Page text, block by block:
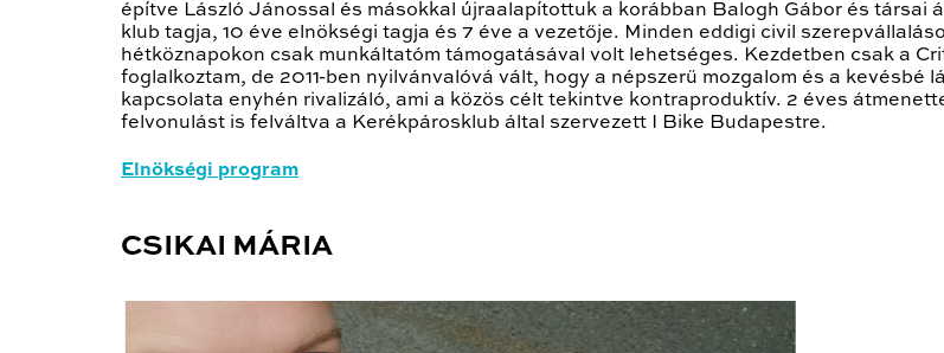
építve László Jánossal és másokkal újraalapítottuk a korábban Balogh Gábor és társai
klub tagja, 10 éve elnökségi tagja és 7 éve a vezetője. Minden eddigi civil
hétköznapokon csak munkáltatóm támogatásával volt lehetséges. Kezdetben csak a
foglalkoztam, de 2011-ben nyilvánvalóvá vált, hogy a népszerű mozgalom és a
kapcsolata enyhén rivalizáló, ami a közös célt tekintve kontraproduktív. 2 éves
felvonulást is felváltva a Kerékpárosklub által szervezett I Bike Budapestre.
Elnökségi program
CSIKAI MÁRIA